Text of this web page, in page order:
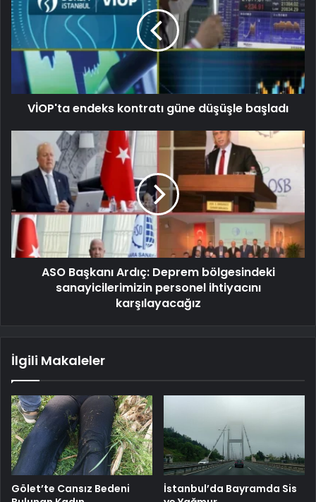
VİOP'ta endeks kontratı güne düşüşle başladı
ASO Başkanı Ardıç: Deprem bölgesindeki
sanayicilerimizin personel ihtiyacını
karşılayacağız
İlgili Makaleler
Gölet’te Cansız Bedeni
İstanbul’da Bayramda Sis